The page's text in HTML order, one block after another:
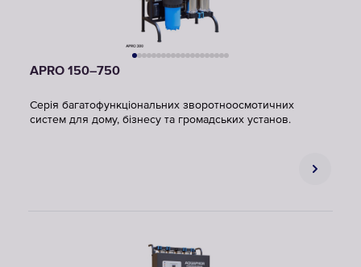
APRO 150–750
Серія багатофункціональних зворотноосмотичних
систем для дому, бізнесу та громадських установ.